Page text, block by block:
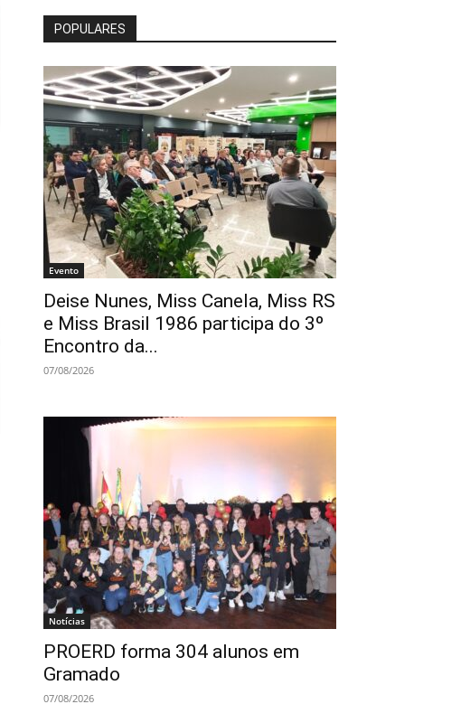
POPULARES
Evento
Deise Nunes, Miss Canela, Miss RS
e Miss Brasil 1986 participa do 3º
Encontro da...
07/08/2026
Notícias
PROERD forma 304 alunos em
Gramado
07/08/2026